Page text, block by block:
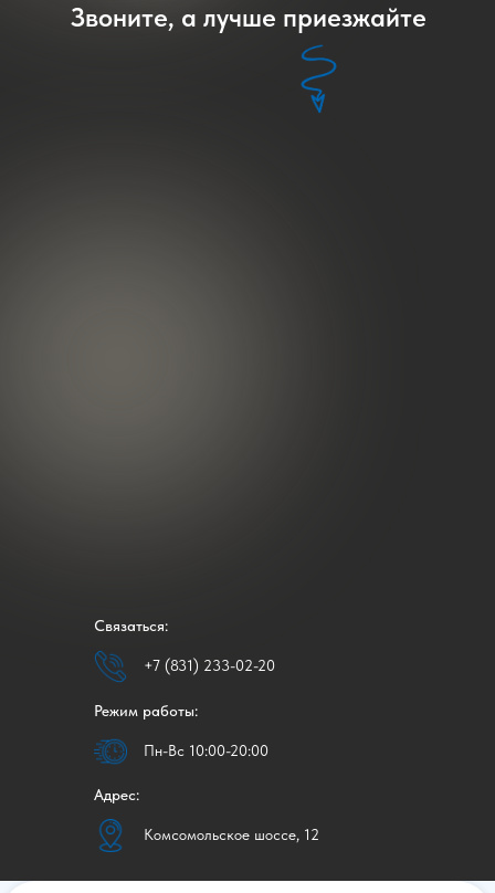
Звоните, а лучше приезжайте
Связаться:
+7 (831) 233-02-20
Режим работы:
Пн-Вс 10:00-20:00
Адрес:
Комсомольское шоссе, 12